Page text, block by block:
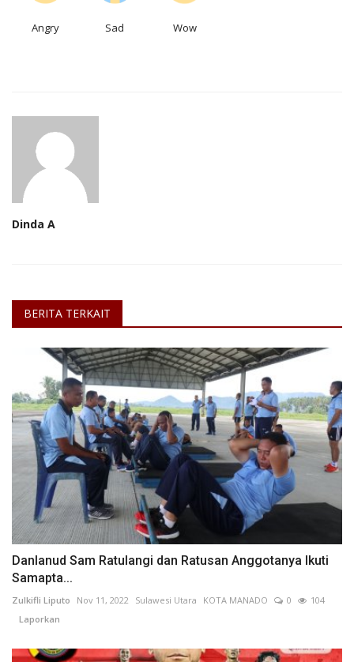
Angry Sad Wow
Dinda A
BERITA TERKAIT
Danlanud Sam Ratulangi dan Ratusan Anggotanya Ikuti
Samapta...
Zulkifli Liputo Nov 11, 2022 Sulawesi Utara KOTA MANADO 0
104
Laporkan